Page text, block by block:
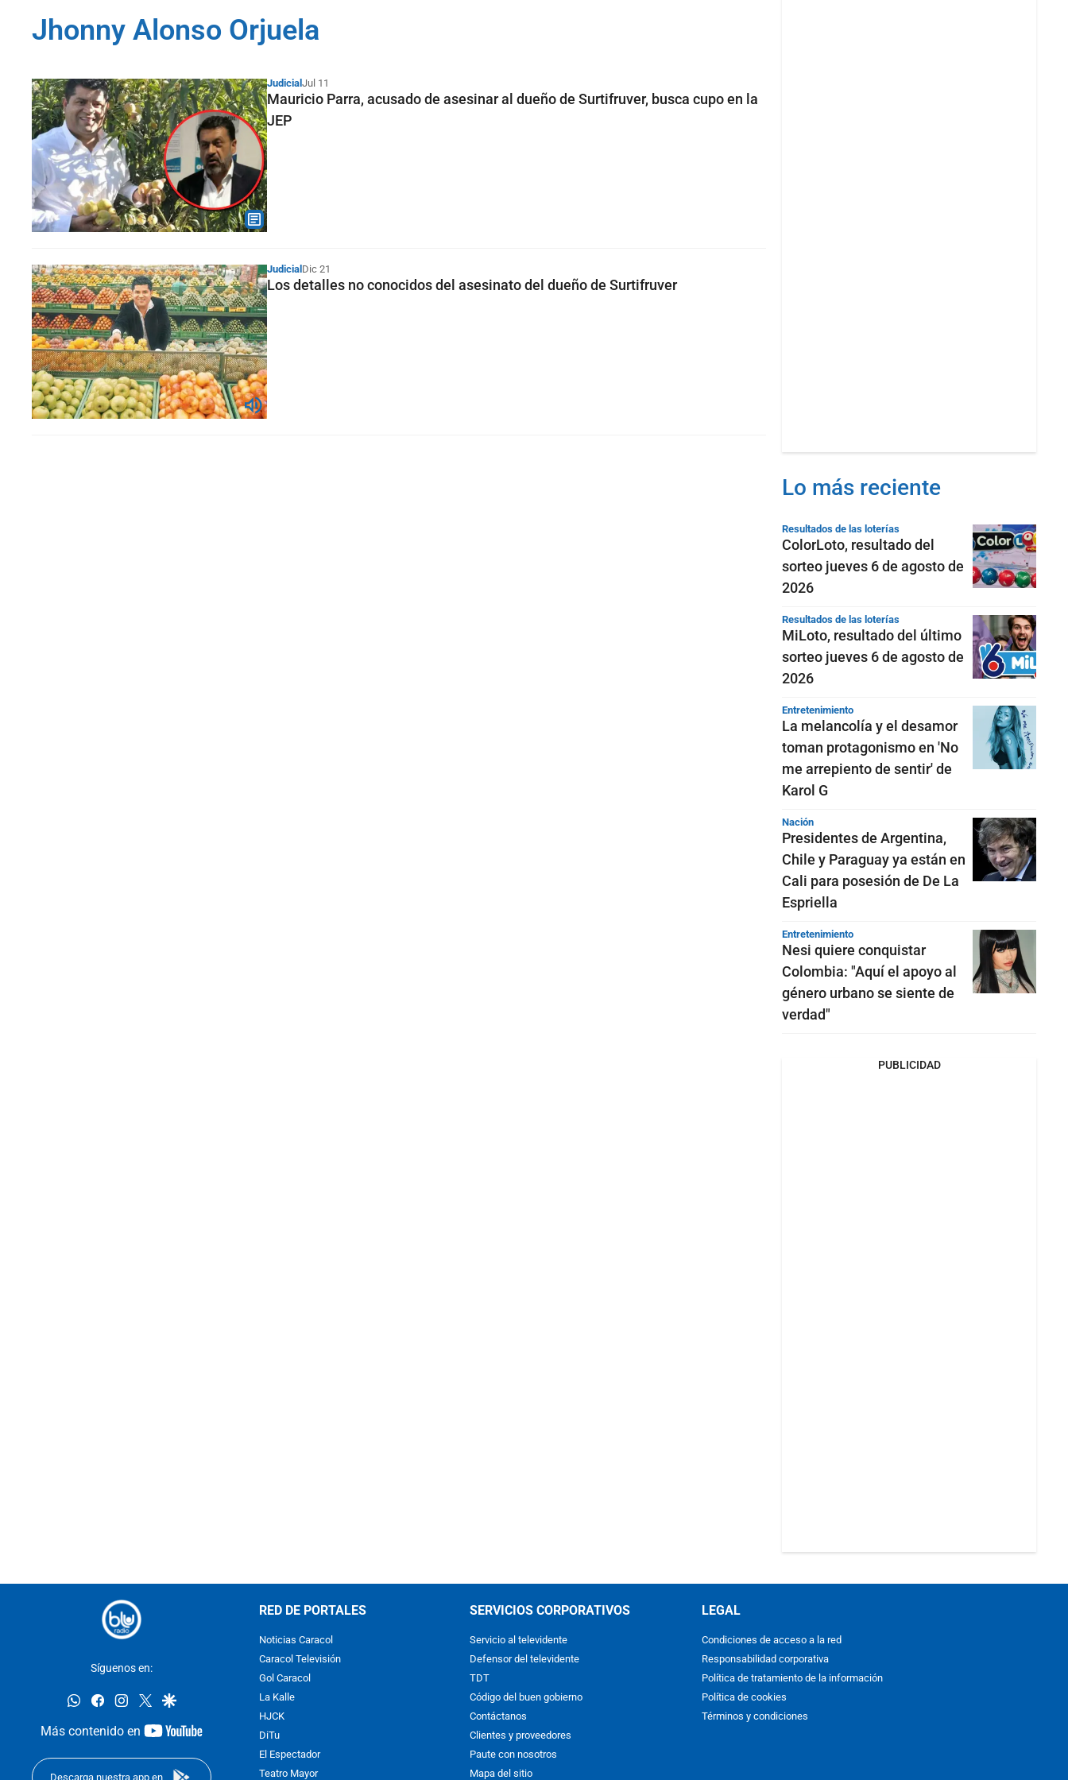
Jhonny Alonso Orjuela
Judicial Jul 11
Mauricio Parra, acusado de asesinar al dueño de Surtifruver, busca cupo en la
JEP
Judicial Dic 21
Los detalles no conocidos del asesinato del dueño de Surtifruver
Lo más reciente
Resultados de las loterías
ColorLoto, resultado del
sorteo jueves 6 de agosto de
2026
Resultados de las loterías
MiLoto, resultado del último
sorteo jueves 6 de agosto de
2026
Entretenimiento
La melancolía y el desamor
toman protagonismo en 'No
me arrepiento de sentir' de
Karol G
Nación
Presidentes de Argentina,
Chile y Paraguay ya están en
Cali para posesión de De La
Espriella
Entretenimiento
Nesi quiere conquistar
Colombia: "Aquí el apoyo al
género urbano se siente de
verdad"
PUBLICIDAD
Síguenos en:
whatsappfacebookinstagram
twittergoogle
Más contenido en
youtube-
Descarga nuestra app en
RED DE PORTALES
Noticias Caracol
Caracol Televisión
Gol Caracol
La Kalle
HJCK
DiTu
El Espectador
Teatro Mayor
SERVICIOS CORPORATIVOS
Servicio al televidente
Defensor del televidente
TDT
Código del buen gobierno
Contáctanos
Clientes y proveedores
Paute con nosotros
Mapa del sitio
LEGAL
Condiciones de acceso a la red
Responsabilidad corporativa
Política de tratamiento de la información
Política de cookies
Términos y condiciones